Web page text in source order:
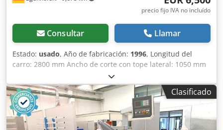
precio fijo IVA no incluído
Consultar Llamar
Estado: usado, Año de fabricación: 1996, Longitud del
carro: 2800 mm Ancho de corte con tope lateral: 1050 mm
Ancho de corte con tope longitudinal: 2800 mm
Profundidad de corte: 145 mm Precortador: no Ajuste de la
altura de la hoja de sierra: manual / hidráulico Ajuste de la
inclinación de la hoja de sierra: manual / hidráulico Ajuste
del tope lateral: manual Csdpezqyx Esfx Afljrf Indicador del
ángulo de la hoja de sierra: digital Indicador de la altura
Clasificado